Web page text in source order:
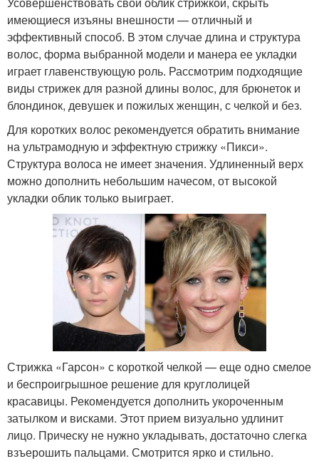
имеющиеся изъяны внешности — отличный и
эффективный способ. В этом случае длина и структура
волос, форма выбранной модели и манера ее укладки
играет главенствующую роль. Рассмотрим подходящие
виды стрижек для разной длины волос, для брюнеток и
блондинок, девушек и пожилых женщин, с челкой и без.
Для коротких волос рекомендуется обратить внимание
на ультрамодную и эффектную стрижку «Пикси».
Структура волоса не имеет значения. Удлиненный верх
можно дополнить небольшим начесом, от высокой
укладки облик только выиграет.
Стрижка «Гарсон» с короткой челкой — еще одно смелое
и беспроигрышное решение для круглолицей
красавицы. Рекомендуется дополнить укороченным
затылком и висками. Этот прием визуально удлинит
лицо. Прическу не нужно укладывать, достаточно слегка
взъерошить пальцами. Смотрится ярко и стильно.